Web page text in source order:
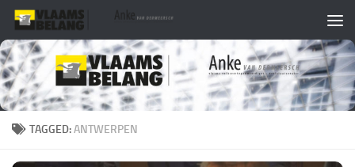
Skip to content
TAGGED:ANTWERPEN